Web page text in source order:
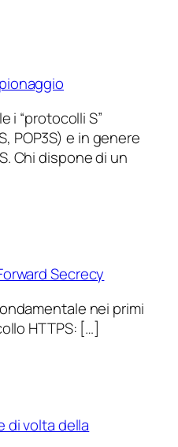
i “protocolli S”
POP3S) e in genere
Chi dispone di un
Secrecy
nei primi
HTTPS: […]
di volta della